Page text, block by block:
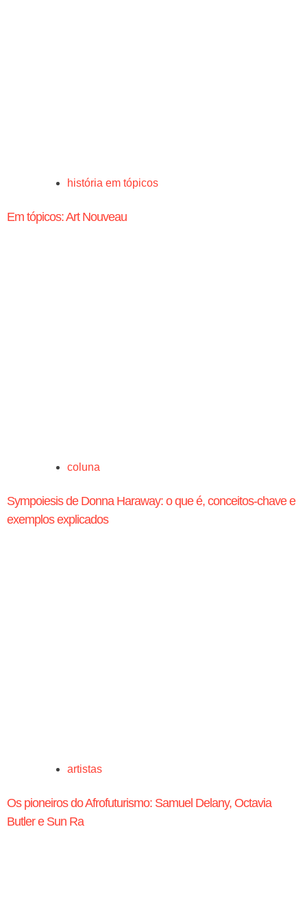
história em tópicos
Em tópicos: Art Nouveau
coluna
Sympoiesis de Donna Haraway: o que é, conceitos-chave e
exemplos explicados
artistas
Os pioneiros do Afrofuturismo: Samuel Delany, Octavia
Butler e Sun Ra